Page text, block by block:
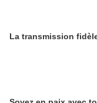
La transmission